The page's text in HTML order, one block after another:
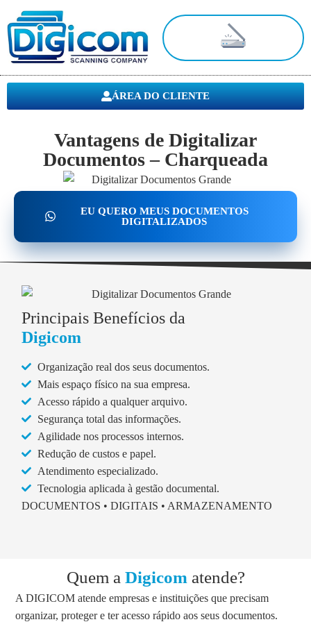
ÁREA DO CLIENTE
Vantagens de Digitalizar
Documentos – Charqueada
EU QUERO MEUS DOCUMENTOS
DIGITALIZADOS
Principais Benefícios da
Digicom
Organização real dos seus documentos.
Mais espaço físico na sua empresa.
Acesso rápido a qualquer arquivo.
Segurança total das informações.
Agilidade nos processos internos.
Redução de custos e papel.
Atendimento especializado.
Tecnologia aplicada à gestão documental.
DOCUMENTOS • DIGITAIS • ARMAZENAMENTO
Quem a Digicom atende?
A DIGICOM atende empresas e instituições que precisam
organizar, proteger e ter acesso rápido aos seus documentos.